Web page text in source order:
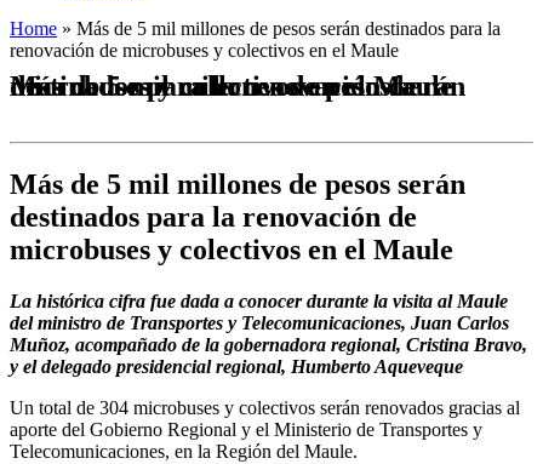
Home » Más de 5 mil millones de pesos serán destinados para la
renovación de microbuses y colectivos en el Maule
Más de 5 mil millones de pesos serán destinados para la renovación de microbuses y colectivos en el Maule
Más de 5 mil millones de pesos serán
destinados para la renovación de
microbuses y colectivos en el Maule
La histórica cifra fue dada a conocer durante la visita al Maule
del ministro de Transportes y Telecomunicaciones, Juan Carlos
Muñoz, acompañado de la gobernadora regional, Cristina Bravo,
y el delegado presidencial regional, Humberto Aqueveque
Un total de 304 microbuses y colectivos serán renovados gracias al
aporte del Gobierno Regional y el Ministerio de Transportes y
Telecomunicaciones, en la Región del Maule.